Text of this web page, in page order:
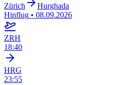
Zürich
Hurghada
Hinflug • 08.09.2026
ZRH
18:40
HRG
23:55